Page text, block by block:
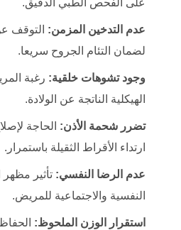
عدم التدخين المزمن: التوقف
لضمان التئام الجروح سريعا.
وجود تشوهات خلقية: رغبة
الهيكلية الناتجة عن الولادة.
تضرر شحمة الأذن: الحاجة
ارتداء الأقراط الثقيلة باستمرار.
عدم الرضا النفسي: تأثير مظهر
النفسية والاجتماعية للمريض.
استقرار الوزن الملحوظ: